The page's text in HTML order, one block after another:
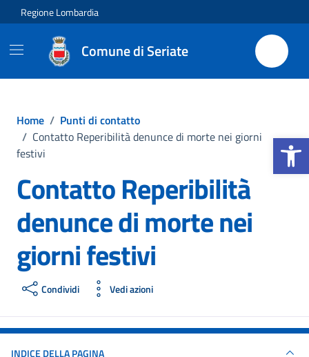
Apri la
Vai ai contenuti
Vai al footer
Regione Lombardia
Comune di Seriate
Home / Punti di contatto
/ Contatto Reperibilità denunce di morte nei giorni
festivi
Contatto Reperibilità
denunce di morte nei
giorni festivi
Condividi Vedi azioni
INDICE DELLA PAGINA